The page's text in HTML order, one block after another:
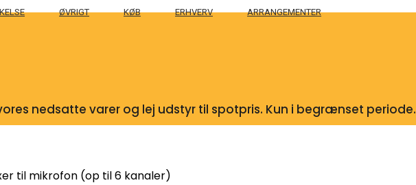
ØVRIGT KØB ERHVERV ARRANGEMENTER
nedsatte varer og lej udstyr til spotpris. Kun i begrænset periode.
til mikrofon (op til 6 kanaler)